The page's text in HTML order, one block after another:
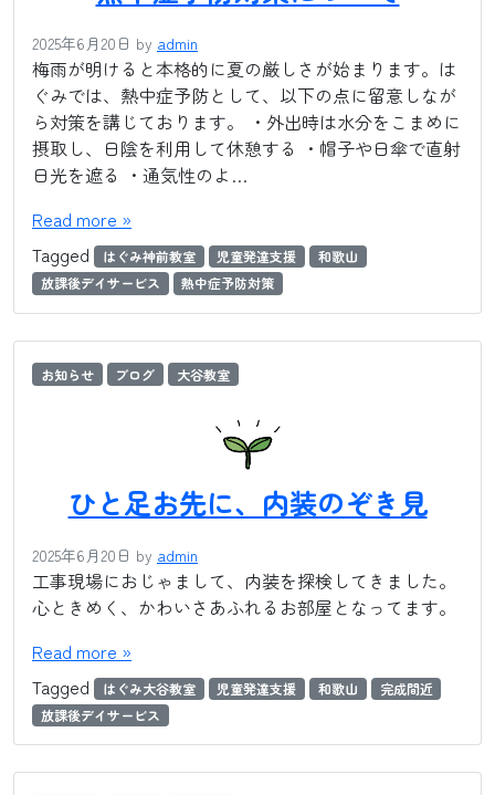
2025年6月20日 by admin
梅雨が明けると本格的に夏の厳しさが始まります。は
ぐみでは、熱中症予防として、以下の点に留意しなが
ら対策を講じております。 ・外出時は水分をこまめに
摂取し、日陰を利用して休憩する ・帽子や日傘で直射
日光を遮る ・通気性のよ…
Read more »
Tagged
はぐみ神前教室 児童発達支援
和歌山
放課後デイサービス
熱中症予防対策
お知らせ ブログ 大谷教室
ひと足お先に、内装のぞき見
2025年6月20日 by admin
工事現場におじゃまして、内装を探検してきました。
心ときめく、かわいさあふれるお部屋となってます。
Read more »
Tagged
はぐみ大谷教室 児童発達支援 和歌山
完成間近
放課後デイサービス